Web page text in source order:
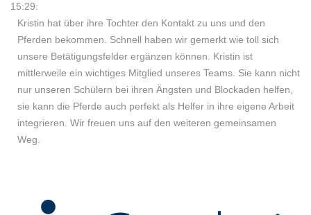
15:29:
Kristin hat über ihre Tochter den Kontakt zu uns und den
Pferden bekommen. Schnell haben wir gemerkt wie toll sich
unsere Betätigungsfelder ergänzen können. Kristin ist
mittlerweile ein wichtiges Mitglied unseres Teams. Sie kann nicht
nur unseren Schülern bei ihren Ängsten und Blockaden helfen,
sie kann die Pferde auch perfekt als Helfer in ihre eigene Arbeit
integrieren. Wir freuen uns auf den weiteren gemeinsamen
Weg.